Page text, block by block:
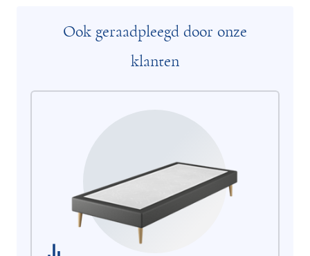
Ook geraadpleegd door onze
klanten